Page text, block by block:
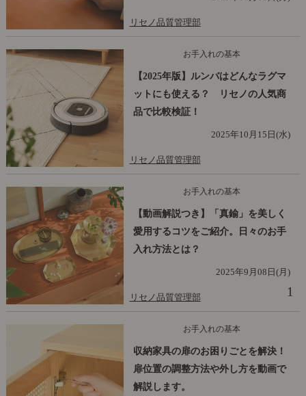
リセノ品質管理部
お手入れの基本
【2025年版】ルンバはどんなラグマ
ットにも使える？ リセノの人気商
品で比較検証！
2025年10月15日(水)
リセノ品質管理部
お手入れの基本
【動画解説つき】「真鍮」を美しく
愛用するコツをご紹介。日々のお手
入れ方法とは？
2025年9月08日(月)
リセノ品質管理部 1
お手入れの基本
収納家具の扉のお困りごとを解決！
扉位置の調整方法や外し方を動画で
解説します。